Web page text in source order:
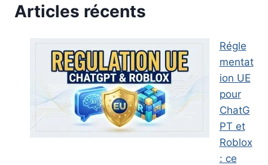
Articles récents
Régle
mentat
ion UE
pour
ChatG
PT et
Roblox
: ce